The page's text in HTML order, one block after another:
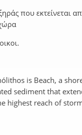
που εκτείνεται
is Beach, a
sediment that
highest reach of